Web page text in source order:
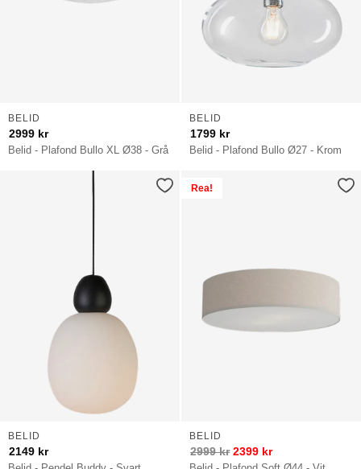
Belid - Plafond Bullo XL Ø38 - Grå
BELID
2999 kr
Belid - Plafond Bullo Ø27 - Krom
BELID
1799 kr
BELID
2149 kr
Rea!
BELID
2999kr 2399 kr